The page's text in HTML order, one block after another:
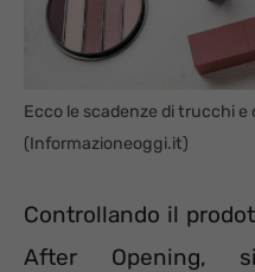
Ecco le scadenze di trucchi
(Informazioneoggi.it)
Controllando il
After Opening,